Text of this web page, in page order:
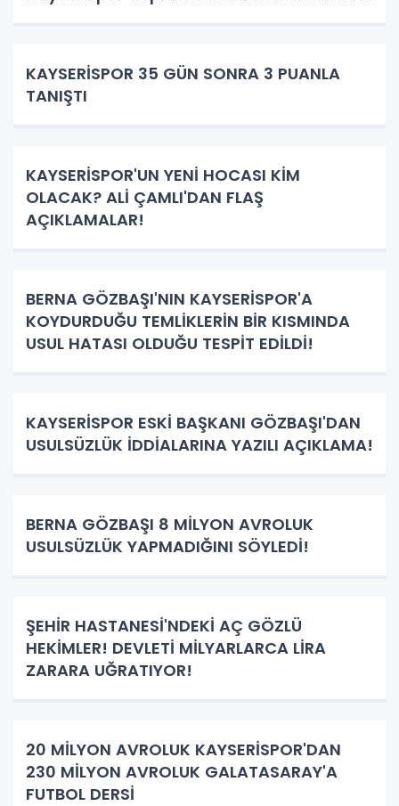
KAYSERİSPOR 35 GÜN SONRA 3 PUANLA
TANIŞTI
KAYSERİSPOR'UN YENİ HOCASI KİM
OLACAK? ALİ ÇAMLI'DAN FLAŞ
AÇIKLAMALAR!
BERNA GÖZBAŞI'NIN KAYSERİSPOR'A
KOYDURDUĞU TEMLİKLERİN BİR KISMINDA
USUL HATASI OLDUĞU TESPİT EDİLDİ!
KAYSERİSPOR ESKİ BAŞKANI GÖZBAŞI'DAN
USULSÜZLÜK İDDİALARINA YAZILI AÇIKLAMA!
BERNA GÖZBAŞI 8 MİLYON AVROLUK
USULSÜZLÜK YAPMADIĞINI SÖYLEDİ!
ŞEHİR HASTANESİ'NDEKİ AÇ GÖZLÜ
HEKİMLER! DEVLETİ MİLYARLARCA LİRA
ZARARA UĞRATIYOR!
20 MİLYON AVROLUK KAYSERİSPOR'DAN
230 MİLYON AVROLUK GALATASARAY'A
FUTBOL DERSİ